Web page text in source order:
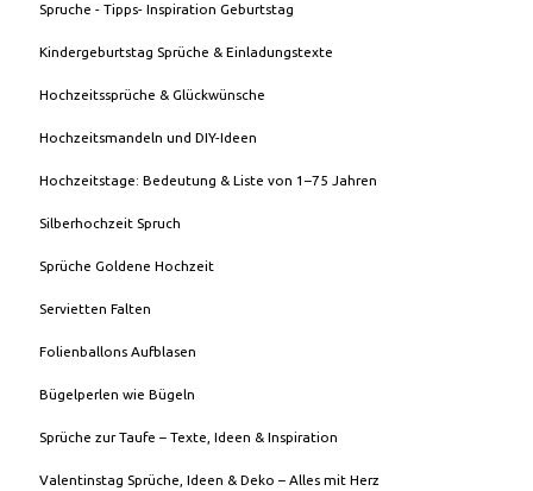
Spruche - Tipps- Inspiration Geburtstag
Kindergeburtstag Sprüche & Einladungstexte
Hochzeitssprüche & Glückwünsche
Hochzeitsmandeln und DIY-Ideen
Hochzeitstage: Bedeutung & Liste von 1–75 Jahren
Silberhochzeit Spruch
Sprüche Goldene Hochzeit
Servietten Falten
Folienballons Aufblasen
Bügelperlen wie Bügeln
Sprüche zur Taufe – Texte, Ideen & Inspiration
Valentinstag Sprüche, Ideen & Deko – Alles mit Herz